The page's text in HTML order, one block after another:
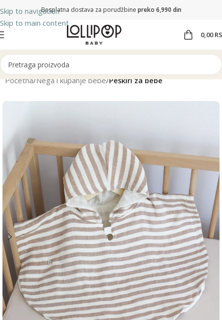
Skip to navigation
Skip to main content
Besplatna dostava za porudžbine preko 6,990 din
0,00
Početna Nega i kupanje bebe Peškiri za bebe